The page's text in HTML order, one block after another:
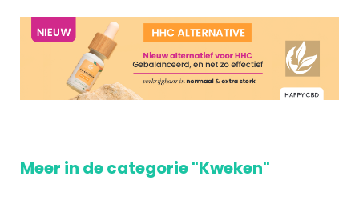
Meer in de categorie "Kweken"